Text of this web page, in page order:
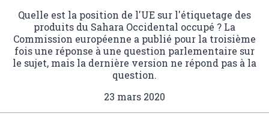
Quelle est la position de l'UE sur l'étiquetage des
produits du Sahara Occidental occupé ? La
Commission européenne a publié pour la troisième
fois une réponse à une question parlementaire sur
le sujet, mais la dernière version ne répond pas à la
question.
23 mars 2020